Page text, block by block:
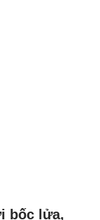
bốc lửa,